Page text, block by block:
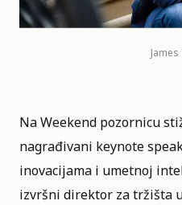
Na Weekend pozornicu
nagrađivani keynote
inovacijama i umetnoj
izvršni direktor za tržišta